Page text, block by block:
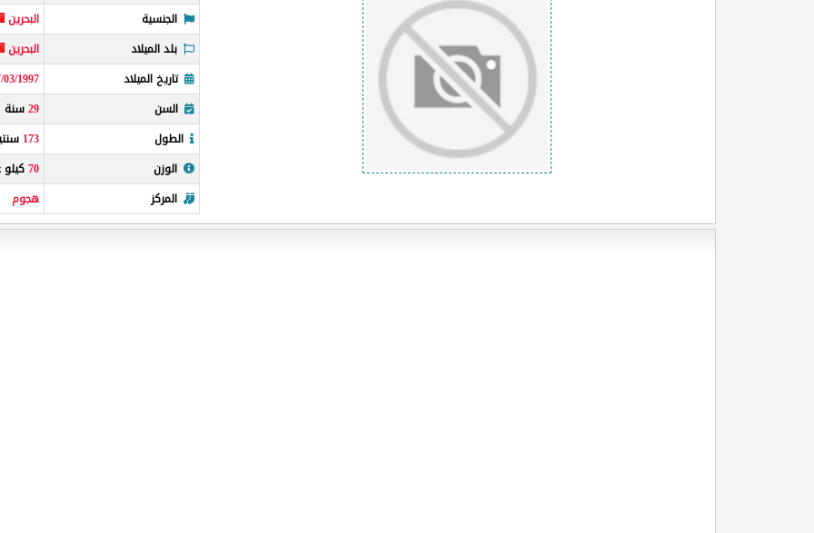
الجنسية
البحرين
بلد الميلاد
البحرين
تاريخ الميلاد
03/1997
السن
29سنة
الطول
173
الوزن
70كيلو
المركز
هجوم